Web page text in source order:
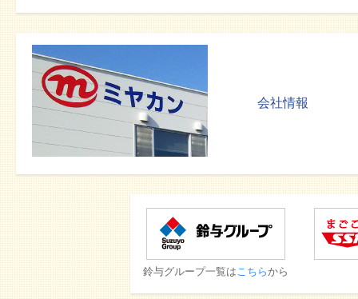
会社情報
鈴与グループ一覧は こちらから